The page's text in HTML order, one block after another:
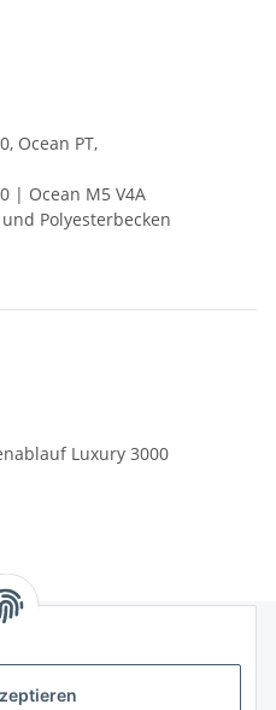
Ocean PT,
| Ocean M5 V4A
Polyesterbecken
Luxury 3000